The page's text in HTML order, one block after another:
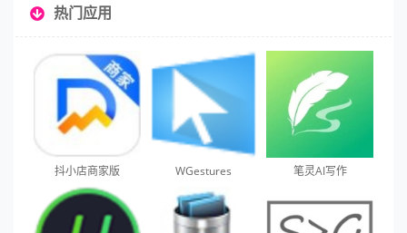
热门应用
抖小店商家版 WGestures 笔灵AI写作